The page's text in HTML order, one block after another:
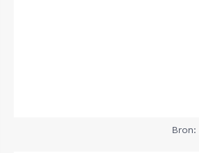
Bron: